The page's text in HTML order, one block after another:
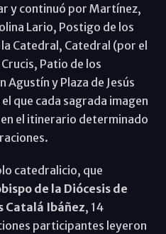
y continuó por Martínez,
Lario, Postigo de los
Catedral, Catedral (por el
Patio de los
Agustín y Plaza de Jesús
que cada sagrada imagen
el itinerario determinado
catedralicio, que
de la Diócesis de
Catalá Ibáñez, 14
participantes leyeron